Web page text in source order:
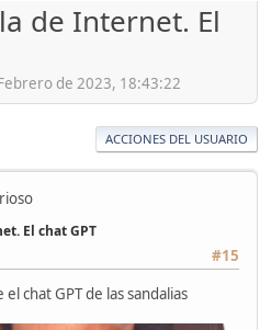
de Internet. El
de 2023, 18:43:22
ACCIONES DEL USUARIO
El chat GPT
#15
chat GPT de las sandalias